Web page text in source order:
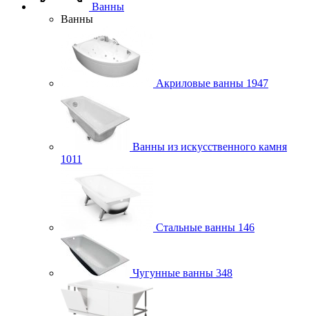
Ванны
Ванны
Акриловые ванны 1947
Ванны из искусственного камня
1011
Стальные ванны 146
Чугунные ванны 348